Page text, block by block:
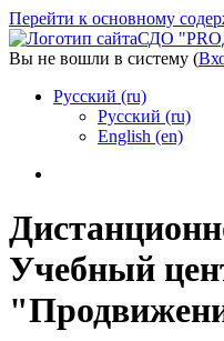
Перейти к основному
СДО
Вы не вошли в систему (
Русский ‎(ru)‎
Русский ‎(ru)‎
English ‎(en)‎
Учебный